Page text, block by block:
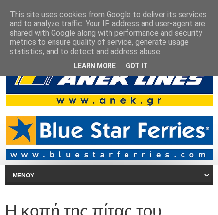
Η κοπή της πίτας του
This site uses cookies from Google to deliver its services
and to analyze traffic. Your IP address and user-agent are
shared with Google along with performance and security
metrics to ensure quality of service, generate usage
statistics, and to detect and address abuse.
LEARN MORE GOT IT